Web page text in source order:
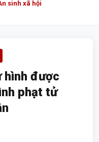
sinh xã hội
hình được
phạt tử